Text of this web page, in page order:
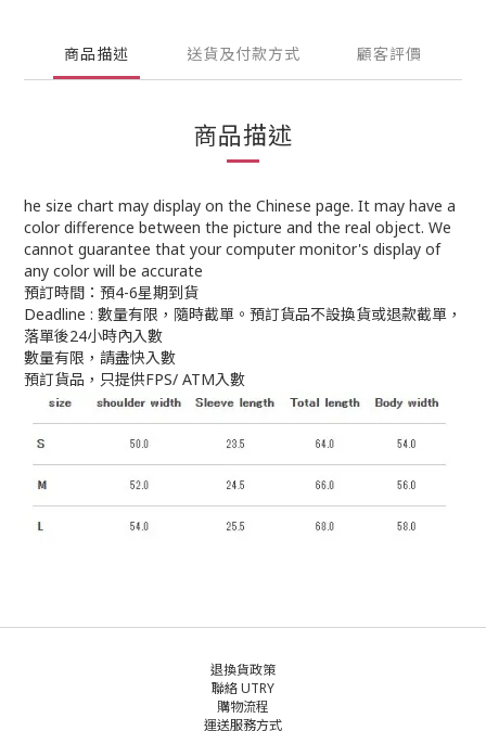
商品描述 送貨及付款方式 顧客評價
商品描述
he size chart may display on the Chinese page. It may have a
color difference between the picture and the real object. We
cannot guarantee that your computer monitor's display of
any color will be accurate
預訂時間：預4-6星期到貨
Deadline : 數量有限，隨時截單。預訂貨品不設換貨或退款截單，
落單後24小時內入數
數量有限，請盡快入數
預訂貨品，只提供FPS/ ATM入數
退換貨政策
聯絡 UTRY
購物流程
運送服務方式